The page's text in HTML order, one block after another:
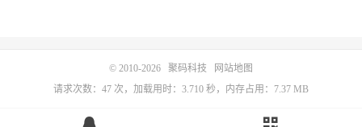
© 2010-2026 聚码科技
网站地图
请求次数：47 次，加载用时：3.710 秒，内存占用：7.37 MB